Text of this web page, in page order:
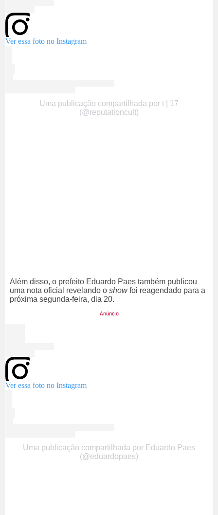
Ver essa foto no Instagram
Uma publicação compartilhada por t | 17
(@reputationcult)
Além disso, o prefeito Eduardo Paes também publicou
uma nota oficial revelando o showfoi reagendado para a
próxima segunda-feira, dia 20.
Ver essa foto no Instagram
Uma publicação compartilhada por Eduardo Paes
(@eduardopaes)